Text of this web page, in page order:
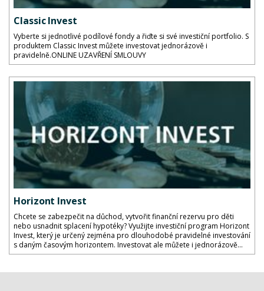
Classic Invest
Vyberte si jednotlivé podílové fondy a řiďte si své investiční portfolio. S
produktem Classic Invest můžete investovat jednorázově i
pravidelně.ONLINE UZAVŘENÍ SMLOUVY
Horizont Invest
Chcete se zabezpečit na důchod, vytvořit finanční rezervu pro děti
nebo usnadnit splacení hypotéky? Využijte investiční program Horizont
Invest, který je určený zejména pro dlouhodobé pravidelné investování
s daným časovým horizontem. Investovat ale můžete i jednorázově...